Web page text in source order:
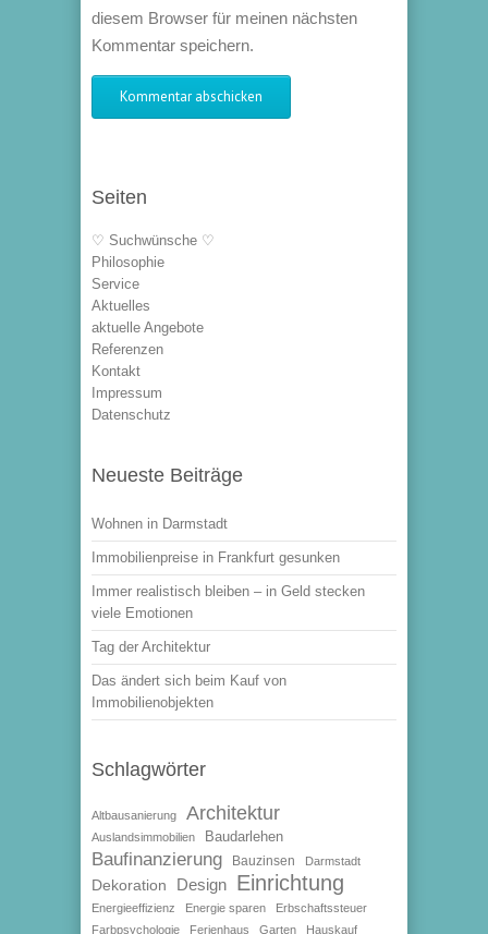
diesem Browser für meinen nächsten
Kommentar speichern.
Seiten
♡ Suchwünsche ♡
Philosophie
Service
Aktuelles
aktuelle Angebote
Referenzen
Kontakt
Impressum
Datenschutz
Neueste Beiträge
Wohnen in Darmstadt
Immobilienpreise in Frankfurt gesunken
Immer realistisch bleiben – in Geld stecken
viele Emotionen
Tag der Architektur
Das ändert sich beim Kauf von
Immobilienobjekten
Schlagwörter
Altbausanierung Architektur
Auslandsimmobilien Baudarlehen
Baufinanzierung Bauzinsen Darmstadt
Dekoration Design Einrichtung
Energieeffizienz Energie sparen
Erbschaftssteuer
Farbpsychologie
Ferienhaus Garten Hauskauf